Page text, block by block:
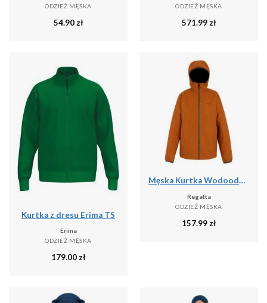
ODZIEŻ MĘSKA
54.90 zł
ODZIEŻ MĘSKA
571.99 zł
Kurtka z dresu Erima TS
Erima
ODZIEŻ MĘSKA
179.00zł
Męska Kurtka Wodoodporna Caspen
Regatta
ODZIEŻ MĘSKA
157.99 zł